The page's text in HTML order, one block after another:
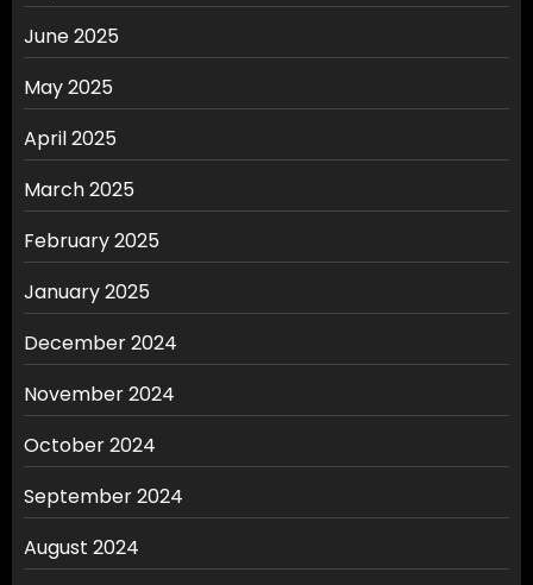
June 2025
May 2025
April 2025
March 2025
February 2025
January 2025
December 2024
November 2024
October 2024
September 2024
August 2024